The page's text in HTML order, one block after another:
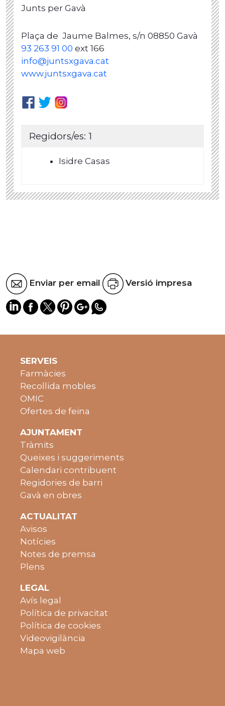
Junts per Gavà
Plaça de Jaume Balmes, s/n 08850 Gavà
93 263 91 00 ext 166
info@juntsxgava.cat
www.juntsxgava.cat
Regidors/es: 1
Isidre Casas
Enviar per email Versió impresa
SERVEIS
Farmàcies
Recollida mobles
OMIC
Ofertes de feina
AJUNTAMENT
Tràmits
Queixes i suggeriments
Calendari contribuent
Regidories de barri
Gavà en obres
ACTUALITAT
Avisos
Notícies
Notes de premsa
Plens
LEGAL
Avís legal
Política de privacitat
Política de cookies
Videovigilància
Mapa web